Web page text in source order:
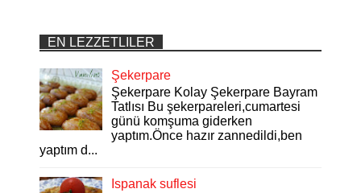
EN LEZZETLILER
Şekerpare
Şekerpare Kolay Şekerpare Bayram
Tatlısı Bu şekerpareleri,cumartesi
günü komşuma giderken
yaptım.Önce hazır zannedildi,ben
yaptım d...
Ispanak suflesi